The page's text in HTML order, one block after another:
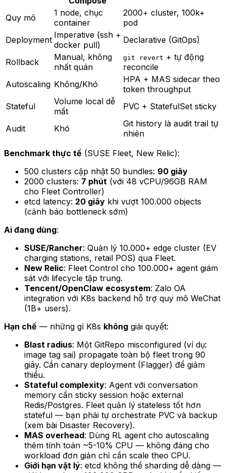
Quy mô
1 node, chục
container
2000+ cluster, 100k+
pod
Deployment Imperative (ssh +
docker pull)
Declarative (GitOps)
Rollback
Manual, không
nhất quán
git revert + tự động
reconcile
Autoscaling Không/Khó
HPA + MAS sidecar theo
token throughput
Stateful
Volume local dễ
mất
PVC + StatefulSet sticky
Audit Khó
Git history là audit trail tự
nhiên
Benchmark thực tế (SUSE Fleet, New Relic):
500 clusters cập nhật 50 bundles: 90 giây
2000 clusters: 7 phút (với 48 vCPU/96GB RAM
cho Fleet Controller)
etcd latency: 20 giây khi vượt 100.000 objects
(cảnh báo bottleneck sớm)
Ai đang dùng:
SUSE/Rancher: Quản lý 10.000+ edge cluster (EV
charging stations, retail POS) qua Fleet.
New Relic: Fleet Control cho 100.000+ agent giám
sát với lifecycle tập trung.
Tencent/OpenClaw ecosystem: Zalo OA
integration với K8s backend hỗ trợ quy mô WeChat
(1B+ users).
Hạn chế — những gì K8s không giải quyết:
Blast radius: Một GitRepo misconfigured (ví dụ:
image tag sai) propagate toàn bộ fleet trong 90
giây. Cần canary deployment (Flagger) để giảm
thiểu.
Stateful complexity: Agent với conversation
memory cần sticky session hoặc external
Redis/Postgres. Fleet quản lý stateless tốt hơn
stateful — bạn phải tự orchestrate PVC và backup
(xem bài Disaster Recovery).
MAS overhead: Dùng RL agent cho autoscaling
thêm tính toán ~5-10% CPU — không đáng cho
workload đơn giản chỉ cần scale theo CPU.
Giới hạn vật lý: etcd không thể sharding dễ dàng —